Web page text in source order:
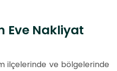
Eve Nakliyat
ilçelerinde ve bölgelerinde